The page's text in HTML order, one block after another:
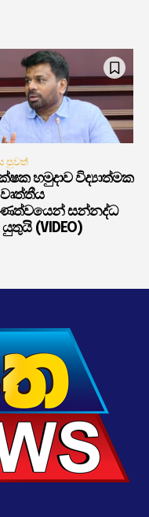
පුවත්
හමුදාව විද්‍යාත්මක
සන්නද්ධ
(VIDEO)